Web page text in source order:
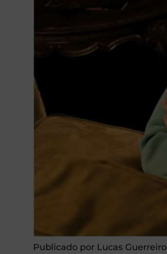
Publicado por Lucas Guerreiro